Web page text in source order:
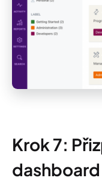
Krok 7:
dashboard